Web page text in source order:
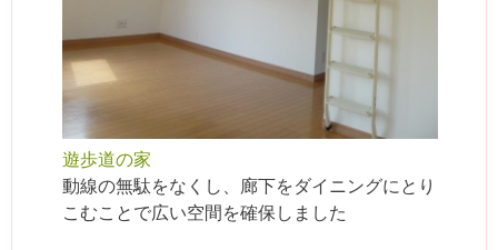
遊歩道の家
動線の無駄をなくし、廊下をダイニングにとり
こむことで広い空間を確保しました